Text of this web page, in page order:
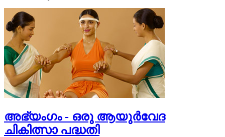
അഭ്യംഗം - ഒരു ആയുര്‍വേദ
ചികിത്സാ പദ്ധതി